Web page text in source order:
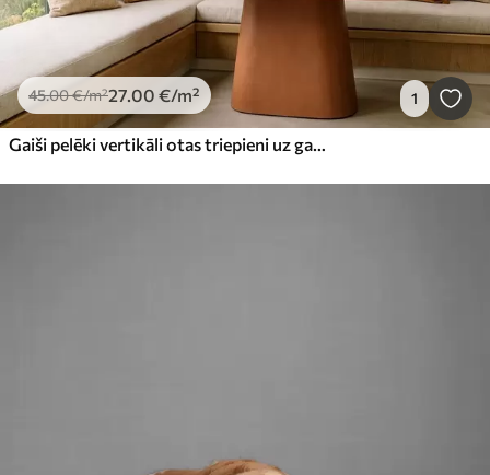
45.00€/m²27.00 €/m² 1
Gaiši pelēki vertikāli otas triepieni uz gaiša fona